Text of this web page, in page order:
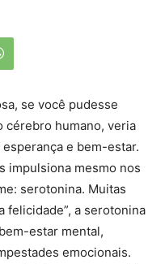
se você pudesse
cérebro humano, veria
e bem-estar.
impulsiona mesmo nos
serotonina. Muitas
felicidade”, a serotonina
estar mental,
emocionais.